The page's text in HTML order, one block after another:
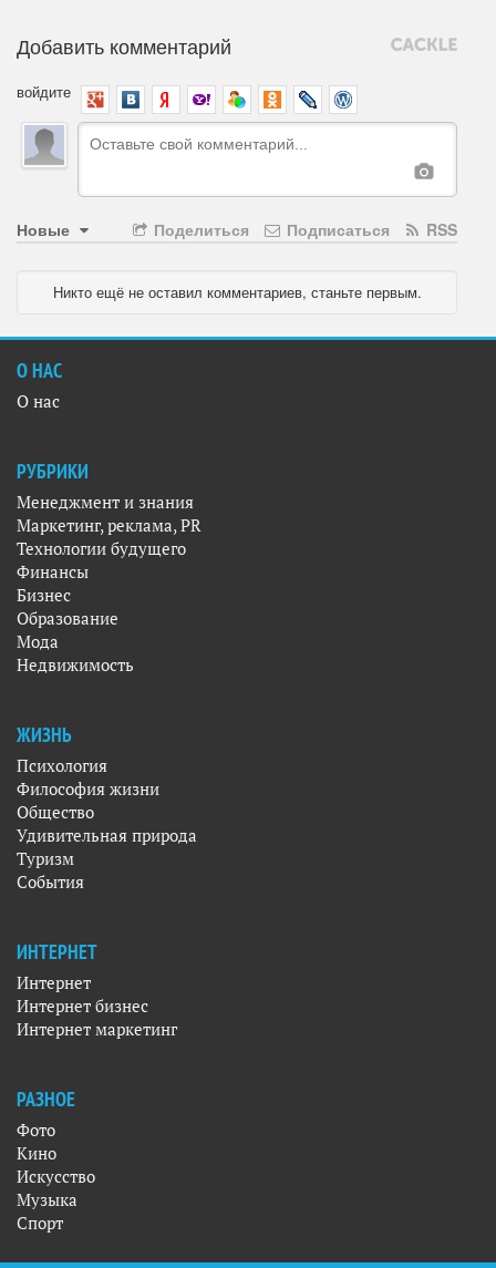
Добавить комментарий
войдите
Новые RSS
Подписаться
Поделиться
Никто ещё не оставил комментариев, станьте первым.
О НАС
О нас
РУБРИКИ
Менеджмент и знания
Маркетинг, реклама, PR
Технологии будущего
Финансы
Бизнес
Образование
Мода
Недвижимость
ЖИЗНЬ
Психология
Философия жизни
Общество
Удивительная природа
Туризм
События
ИНТЕРНЕТ
Интернет
Интернет бизнес
Интернет маркетинг
РАЗНОЕ
Фото
Кино
Искусство
Музыка
Спорт